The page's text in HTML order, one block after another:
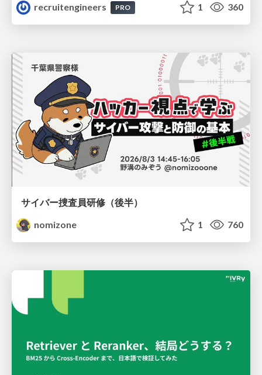
recruitengineers
PRO 1 360
サイバー捜査員研修（後半）
nomizone
1 760